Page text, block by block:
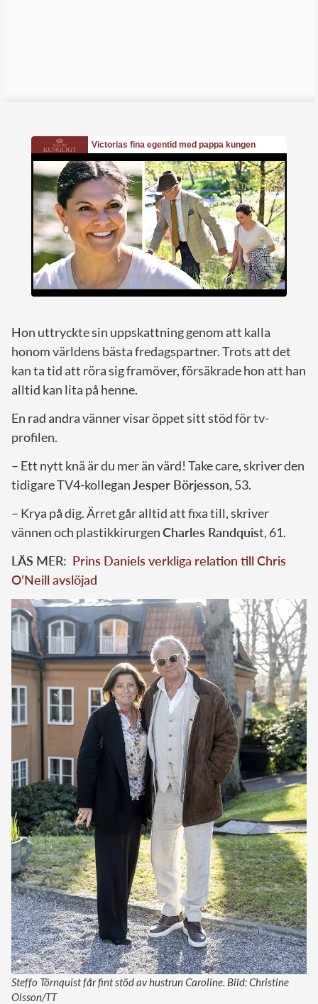
Hon uttryckte sin uppskattning genom att kalla
honom världens bästa fredagspartner. Trots att det
kan ta tid att röra sig framöver, försäkrade hon att han
alltid kan lita på henne.
En rad andra vänner visar öppet sitt stöd för tv-
profilen.
– Ett nytt knä är du mer än värd! Take care, skriver den
tidigare TV4-kolleganJesper Börjesson, 53.
– Krya på dig. Ärret går alltid att fixa till, skriver
vännen och plastikkirurgenCharles Randquist, 61.
LÄS MER: Prins Daniels verkliga relation till Chris
O’Neill avslöjad
Steffo Törnquist får fint stöd av hustrun Caroline. Bild: Christine
Olsson/TT